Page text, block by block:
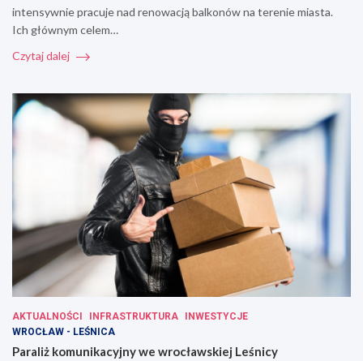
intensywnie pracuje nad renowacją balkonów na terenie miasta.
Ich głównym celem…
Czytaj dalej
AKTUALNOŚCI INFRASTRUKTURA
INWESTYCJE
WROCŁAW - LEŚNICA
Paraliż komunikacyjny we wrocławskiej Leśnicy